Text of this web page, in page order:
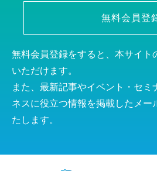
無料会員登
無料会員登録をすると、本サイト
いただけます。
また、最新記事やイベント・セミ
ネスに役立つ情報を掲載したメー
たします。